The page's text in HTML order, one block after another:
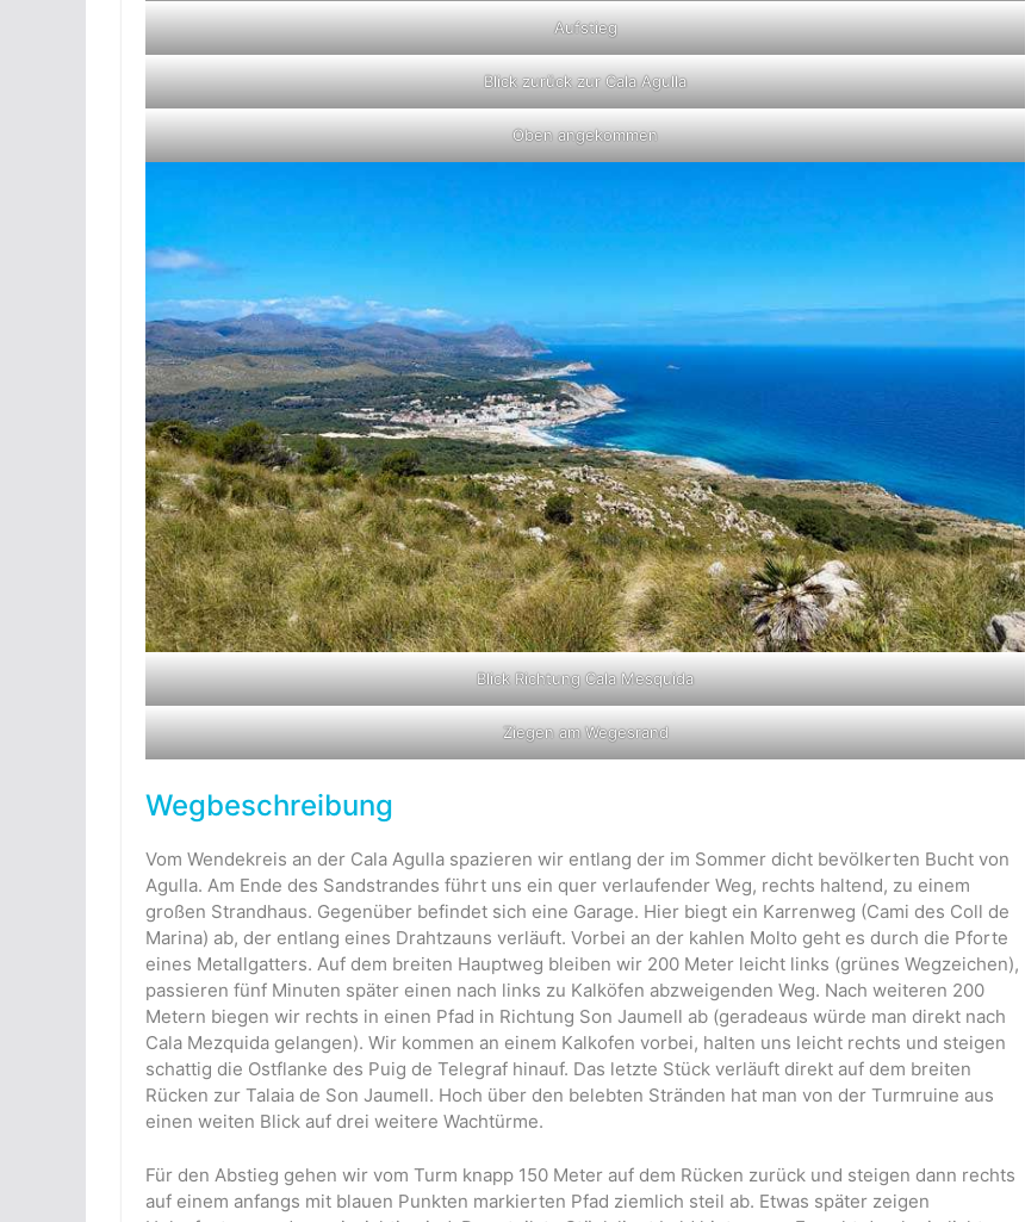
Aufstieg
Blick zurück zur Cala Agulla
Oben angekommen
Blick Richtung Cala Mesquida
Ziegen am Wegesrand
Wegbeschreibung
Vom Wendekreis an der Cala Agulla spazieren wir entlang der im Sommer dicht bevölkerten Bucht von
Agulla. Am Ende des Sandstrandes führt uns ein quer verlaufender Weg, rechts haltend, zu einem
großen Strandhaus. Gegenüber befindet sich eine Garage. Hier biegt ein Karrenweg (Cami des Coll de
Marina) ab, der entlang eines Drahtzauns verläuft. Vorbei an der kahlen Molto geht es durch die Pforte
eines Metallgatters. Auf dem breiten Hauptweg bleiben wir 200 Meter leicht links (grünes Wegzeichen),
passieren fünf Minuten später einen nach links zu Kalköfen abzweigenden Weg. Nach weiteren 200
Metern biegen wir rechts in einen Pfad in Richtung Son Jaumell ab (geradeaus würde man direkt nach
Cala Mezquida gelangen). Wir kommen an einem Kalkofen vorbei, halten uns leicht rechts und steigen
schattig die Ostflanke des Puig de Telegraf hinauf. Das letzte Stück verläuft direkt auf dem breiten
Rücken zur Talaia de Son Jaumell. Hoch über den belebten Stränden hat man von der Turmruine aus
einen weiten Blick auf drei weitere Wachtürme.
Für den Abstieg gehen wir vom Turm knapp 150 Meter auf dem Rücken zurück und steigen dann rechts
auf einem anfangs mit blauen Punkten markierten Pfad ziemlich steil ab. Etwas später zeigen